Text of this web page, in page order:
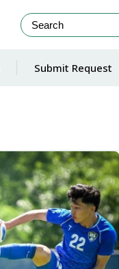
Submit Request